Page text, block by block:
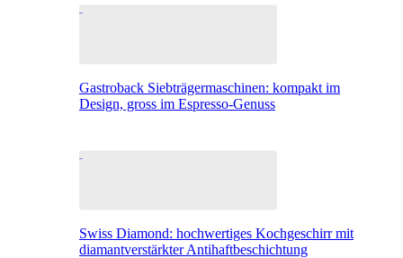
Gastroback Siebträgermaschinen: kompakt im
Design, gross im Espresso-Genuss
Swiss Diamond: hochwertiges Kochgeschirr mit
diamantverstärkter Antihaftbeschichtung